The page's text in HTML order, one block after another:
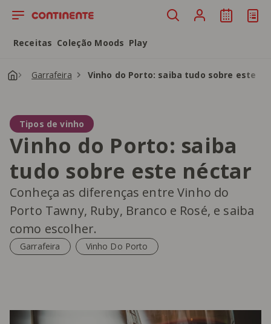
Saltar para o conteúdo principal
Receitas Coleção Moods Play
Garrafeira Vinho do Porto: saiba tudo sobre este
Tipos de vinho
Vinho do Porto: saiba
tudo sobre este néctar
Conheça as diferenças entre Vinho do
Porto Tawny, Ruby, Branco e Rosé, e saiba
como escolher.
Garrafeira Vinho Do Porto